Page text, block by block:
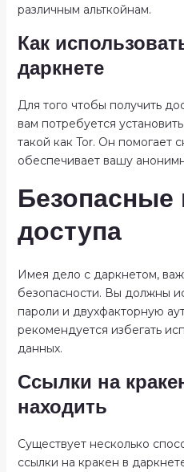
различным альткойнам.
Как
даркнете
Для того чтобы получить
вам потребуется
такой как Tor. Он помогает
обеспечивает вашу
Безопасные
доступа
Имея дело с даркнетом,
безопасности. Вы должны
пароли и двухфакторную
рекомендуется избегать
данных.
Ссылки на
находить
Существует несколько
ссылки на кракен в